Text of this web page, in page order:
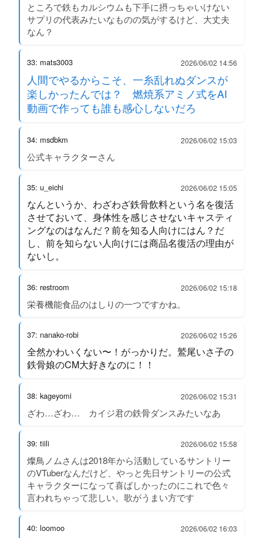
ところで鉄もカルシウムも下手に摂っちゃいけない
サプリの代表みたいなものの気がするけど、大丈夫
なん？
33: mats3003 2026/06/02 14:56
人間でやるからこそ、一糸乱れぬダンスが
楽しかったんでは？ 燃焼系アミノ式をAI
動画で作っても誰も感心しないだろ
34: msdbkm 2026/06/02 15:03
公式キャラクターさん
35: u_eichi 2026/06/02 15:05
なんというか、わざわざ鉄骨飲料という名を復活
させておいて、身体性を感じさせないキャスティ
ングなのはなんだ？前を知る人向けにはん？だ
し、前を知らない人向けには商品名復活の理由が
ないし。
36: restroom 2026/06/02 15:18
栄養機能食品のはしりの一つですかね。
37: nanako-robi 2026/06/02 15:26
全然かわいくない〜！がっかりだ。鷲尾いさ子の
鉄骨娘のCM大好きなのに！！
38: kageyomi 2026/06/02 15:31
ざわ…ざわ… カイジ君の鉄骨ダンスみたいなあ
39: tiili 2026/06/02 15:58
燦鳥ノムさんは2018年から活動しているサントリー
のVTuberなんだけど、やっと先日サントリーの公式
キャラクターになって喜ばしかったのにこれで色々
言われちゃって悲しい。歌がうまい方です
40: loomoo 2026/06/02 16:03